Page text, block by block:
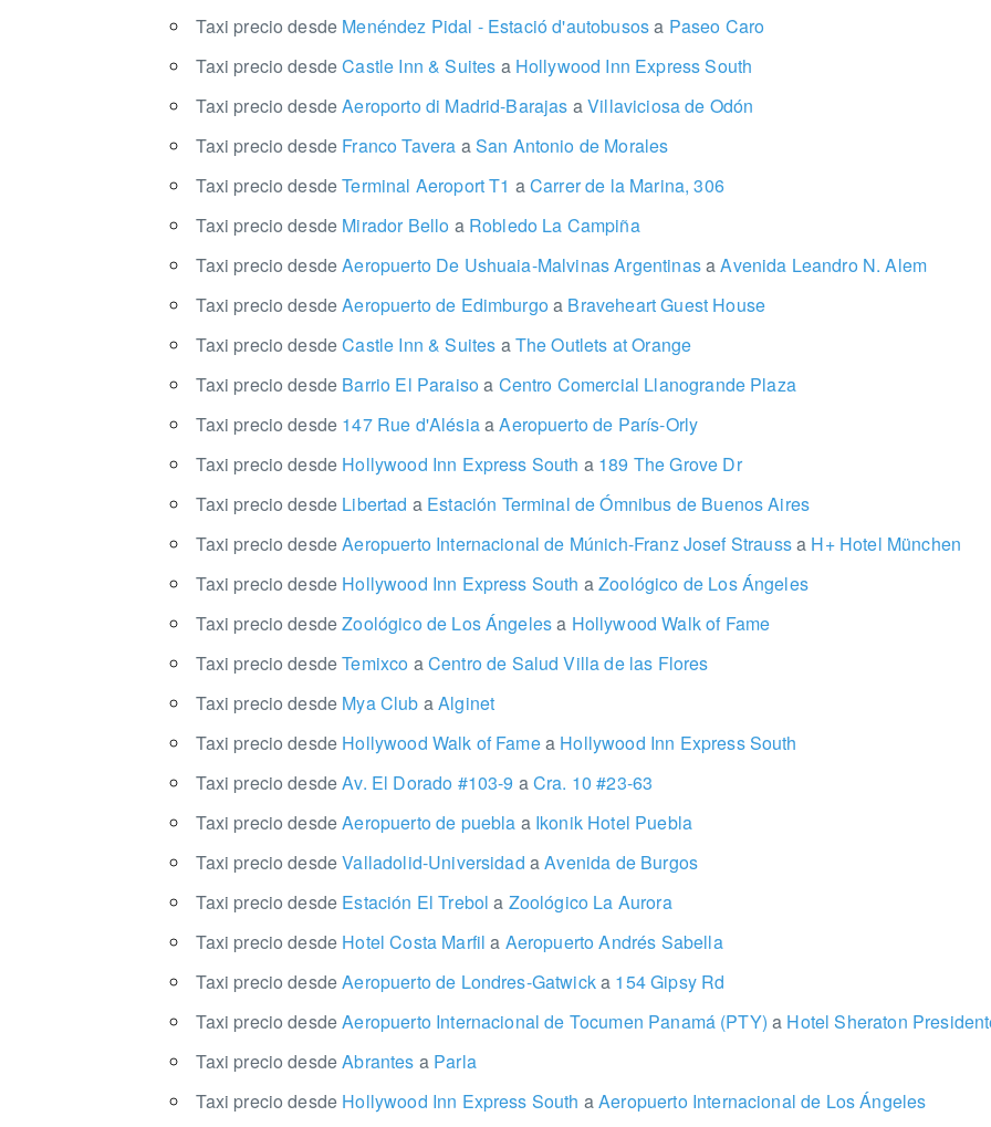
Taxi precio desde Menéndez Pidal - Estació d'autobusosa Paseo Caro
Taxi precio desdeCastle Inn & Suites aHollywood Inn Express South
Taxi precio desdeAeroporto di Madrid-Barajas aVillaviciosa de Odón
Taxi precio desde Franco Tavera aSan Antonio de Morales
Taxi precio desdeTerminal Aeroport T1 aCarrer de la Marina, 306
Taxi precio desde Mirador Bello aRobledo La Campiña
Taxi precio desdeAeropuerto De Ushuaia-Malvinas ArgentinasaAvenida Leandro N. Alem
Taxi precio desdeAeropuerto de Edimburgoa Braveheart Guest House
Taxi precio desdeCastle Inn & Suites aThe Outlets at Orange
Taxi precio desde Barrio El Paraisoa Centro Comercial Llanogrande Plaza
Taxi precio desde 147 Rue d'AlésiaaAeropuerto de París-Orly
Taxi precio desde Hollywood Inn Express South a189 The Grove Dr
Taxi precio desde Libertad aEstación Terminal de Ómnibus de Buenos Aires
Taxi precio desdeAeropuerto Internacional de Múnich-Franz Josef Straussa H+ Hotel München
Taxi precio desde Hollywood Inn Express South aZoológico de Los Ángeles
Taxi precio desdeZoológico de Los Ángelesa Hollywood Walk of Fame
Taxi precio desdeTemixco aCentro de Salud Villa de las Flores
Taxi precio desde Mya Club aAlginet
Taxi precio desde Hollywood Walk of Famea Hollywood Inn Express South
Taxi precio desdeAv. El Dorado #103-9 aCra. 10 #23-63
Taxi precio desdeAeropuerto de puebla aIkonik Hotel Puebla
Taxi precio desdeValladolid-Universidad aAvenida de Burgos
Taxi precio desde Estación El Trebola Zoológico La Aurora
Taxi precio desde Hotel Costa Marfila Aeropuerto Andrés Sabella
Taxi precio desdeAeropuerto de Londres-Gatwicka 154 Gipsy Rd
Taxi precio desdeAeropuerto Internacional de Tocumen Panamá (PTY)a Hotel Sheraton
Taxi precio desdeAbrantes aParla
Taxi precio desde Hollywood Inn Express South aAeropuerto Internacional de Los Ángeles